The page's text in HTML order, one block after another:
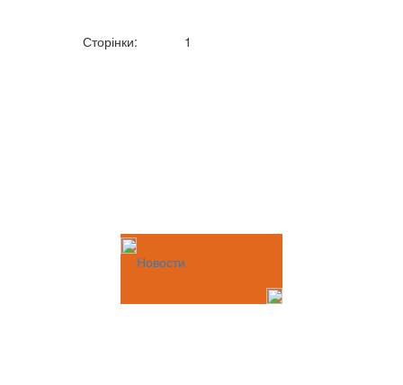
Сторінки: 1
Новости